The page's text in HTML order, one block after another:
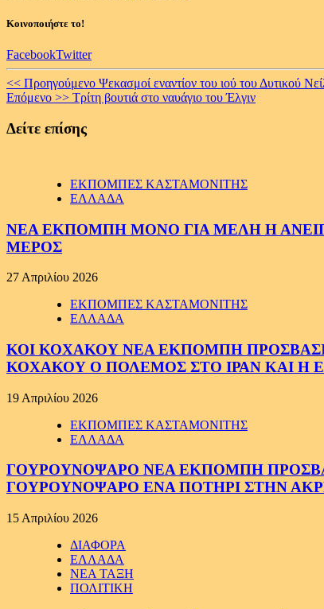
Κοινοποιήστε το!
FacebookTwitter
Continue
Reading
<< Προηγούμενο Ψεκασμοί εναντίον του ιού του Δυτικού
Επόμενο >> Τρίτη βουτιά στο ναυάγιο του Έλγιν
Δείτε επίσης
ΕΚΠΟΜΠΕΣ ΚΑΣΤΑΜΟΝΙΤΗΣ
ΕΛΛΑΔΑ
ΝΕΑ ΕΚΠΟΜΠΗ ΜΟΝΟ ΓΙΑ ΜΕΛΗ Η
ΜΕΡΟΣ
27 Απριλίου 2026
ΕΚΠΟΜΠΕΣ ΚΑΣΤΑΜΟΝΙΤΗΣ
ΕΛΛΑΔΑ
ΚΟΙ ΚΟΧΑΚΟΥ ΝΕΑ ΕΚΠΟΜΠΗ
ΚΟΧΑΚΟΥ Ο ΠΟΛΕΜΟΣ ΣΤΟ ΙΡΑΝ ΚΑΙ Η
19 Απριλίου 2026
ΕΚΠΟΜΠΕΣ ΚΑΣΤΑΜΟΝΙΤΗΣ
ΕΛΛΑΔΑ
ΓΟΥΡΟΥΝΟΨΑΡΟ ΝΕΑ ΕΚΠΟΜΠΗ
ΓΟΥΡΟΥΝΟΨΑΡΟ ΕΝΑ ΠΟΤΗΡΙ ΣΤΗΝ
15 Απριλίου 2026
ΔΙΑΦΟΡΑ
ΕΛΛΑΔΑ
ΝΕΑ ΤΑΞΗ
ΠΟΛΙΤΙΚΗ